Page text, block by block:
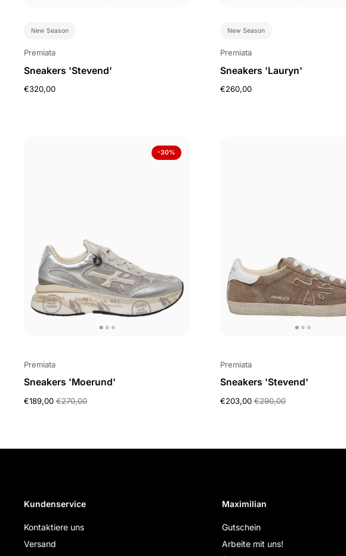
New Season
Premiata
Sneakers 'Stevend'
€320,00
New Season
Premiata
Sneakers 'Lauryn'
€260,00
Premiata
Sneakers 'Moerund'
€189,00 €270,00
-30%
Premiata
Sneakers 'Stevend'
€203,00 €290,00
Kundenservice
Kontaktiere uns
Versand
Maximilian
Gutschein
Arbeite mit uns!